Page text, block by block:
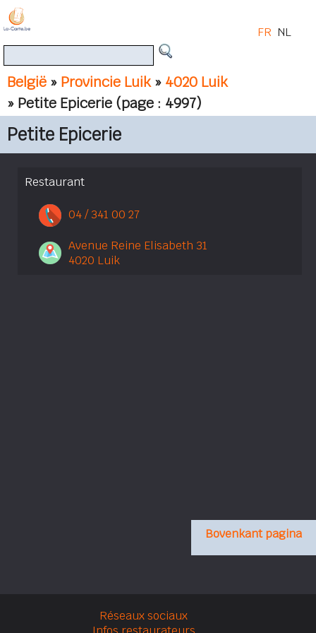
België » Provincie Luik» 4020 Luik
» Petite Epicerie (page : 4997)
FR NL
Petite Epicerie
Restaurant
04 / 341 00 27
Avenue Reine Elisabeth 31
4020 Luik
Bovenkant pagina
Réseaux sociaux